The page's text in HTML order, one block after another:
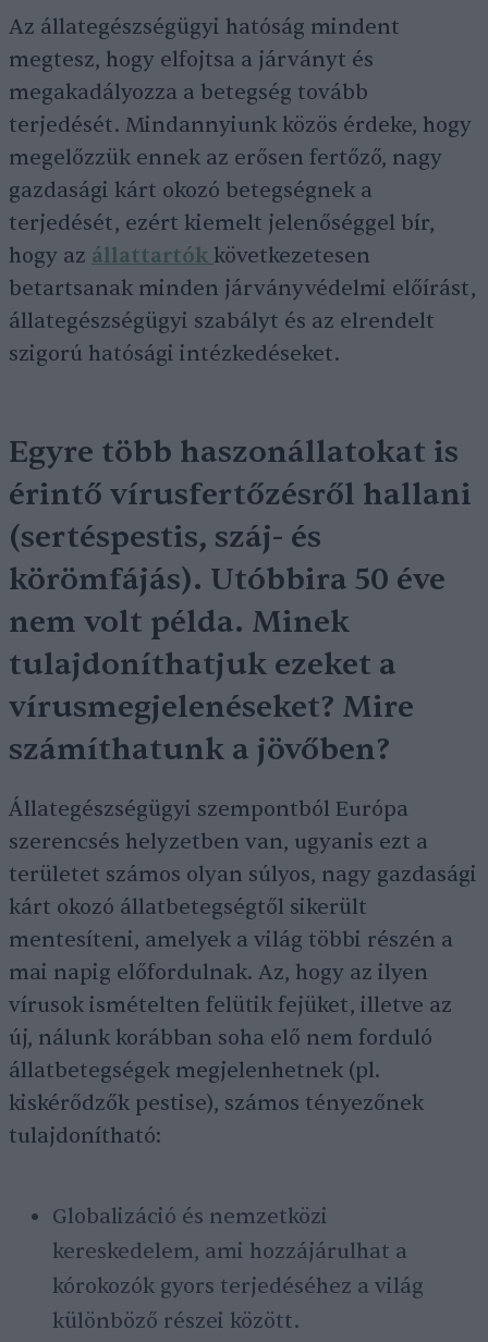
Az állategészségügyi hatóság mindent
megtesz, hogy elfojtsa a járványt és
megakadályozza a betegség tovább
terjedését. Mindannyiunk közös érdeke, hogy
megelőzzük ennek az erősen fertőző, nagy
gazdasági kárt okozó betegségnek a
terjedését, ezért kiemelt jelenőséggel bír,
hogy az állattartók következetesen
betartsanak minden járványvédelmi előírást,
állategészségügyi szabályt és az elrendelt
szigorú hatósági intézkedéseket.
Egyre több haszonállatokat is
érintő vírusfertőzésről hallani
(sertéspestis, száj- és
körömfájás). Utóbbira 50 éve
nem volt példa. Minek
tulajdoníthatjuk ezeket a
vírusmegjelenéseket? Mire
számíthatunk a jövőben?
Állategészségügyi szempontból Európa
szerencsés helyzetben van, ugyanis ezt a
területet számos olyan súlyos, nagy gazdasági
kárt okozó állatbetegségtől sikerült
mentesíteni, amelyek a világ többi részén a
mai napig előfordulnak. Az, hogy az ilyen
vírusok ismételten felütik fejüket, illetve az
új, nálunk korábban soha elő nem forduló
állatbetegségek megjelenhetnek (pl.
kiskérődzők pestise), számos tényezőnek
tulajdonítható:
Globalizáció és nemzetközi
kereskedelem, ami hozzájárulhat a
kórokozók gyors terjedéséhez a világ
különböző részei között.